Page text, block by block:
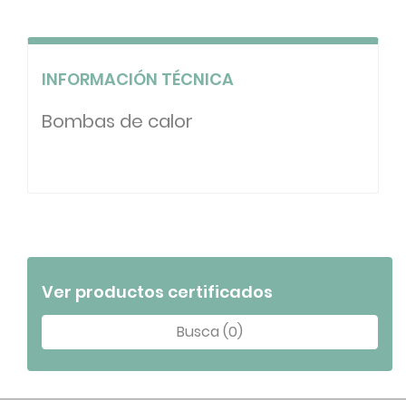
INFORMACIÓN TÉCNICA
Bombas de calor
Ver productos certificados
Busca (0)